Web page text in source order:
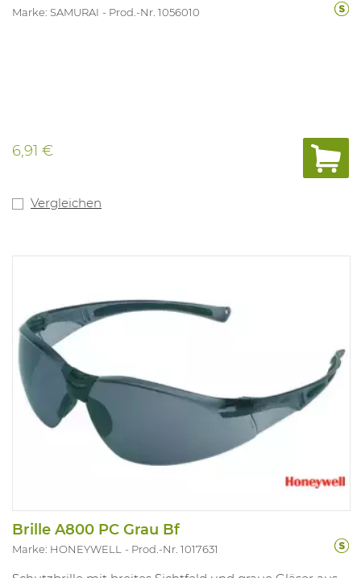
Marke: SAMURAI Prod.-Nr. 1056010
6,91 €
Vergleichen
Brille A800 PC Grau Bf
Marke: HONEYWELL Prod.-Nr. 1017631